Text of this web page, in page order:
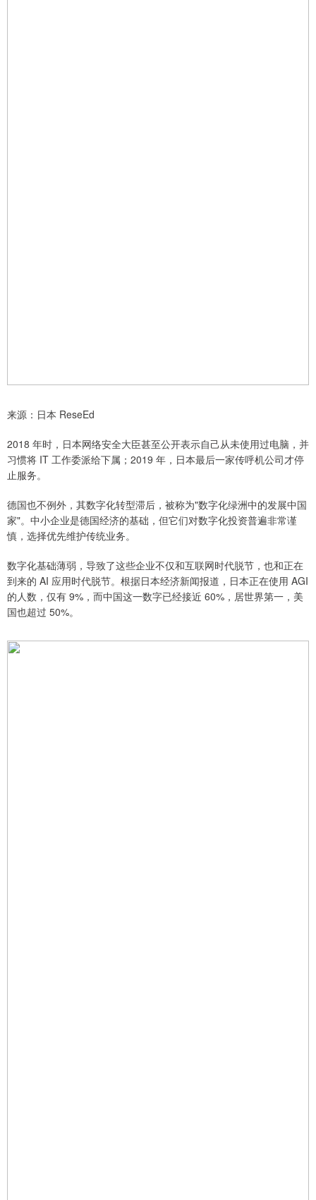
来源：日本 ReseEd
2018 年时，日本网络安全大臣甚至公开表示自己从未使用过电脑，并
习惯将 IT 工作委派给下属；2019 年，日本最后一家传呼机公司才停
止服务。
德国也不例外，其数字化转型滞后，被称为"数字化绿洲中的发展中国
家"。中小企业是德国经济的基础，但它们对数字化投资普遍非常谨
慎，选择优先维护传统业务。
数字化基础薄弱，导致了这些企业不仅和互联网时代脱节，也和正在
到来的 AI 应用时代脱节。根据日本经济新闻报道，日本正在使用 AGI
的人数，仅有 9%，而中国这一数字已经接近 60%，居世界第一，美
国也超过 50%。